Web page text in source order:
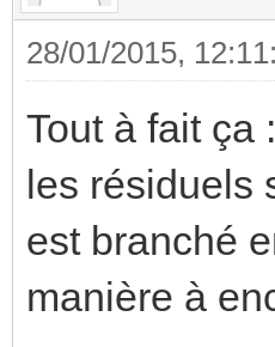
28/01/2015,
Tout à fait ça
les résiduels
est branché
manière à